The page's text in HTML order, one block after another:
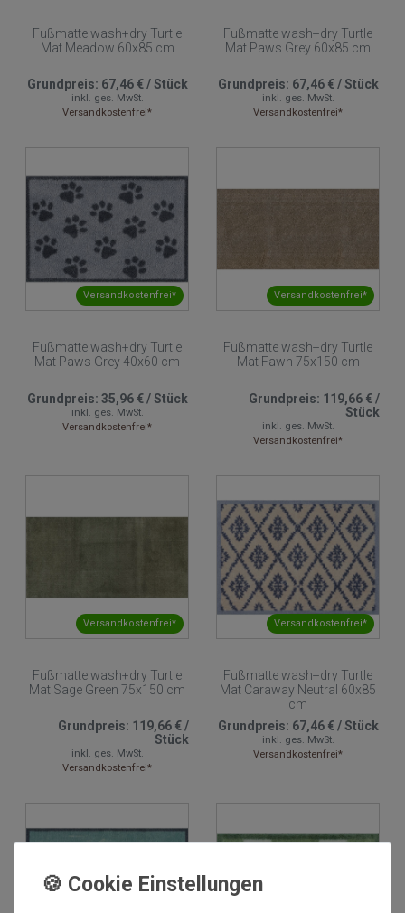
Fußmatte wash+dry Turtle
Mat Meadow 60x85 cm
Grundpreis: 67,46 €/Stück
inkl. ges. MwSt.
Versandkostenfrei*
Fußmatte wash+dry Turtle
Mat Paws Grey 60x85 cm
Grundpreis: 67,46 €/Stück
inkl. ges. MwSt.
Versandkostenfrei*
Versandkostenfrei*
Fußmatte wash+dry Turtle
Mat Paws Grey 40x60 cm
Grundpreis: 35,96 €/Stück
inkl. ges. MwSt.
Versandkostenfrei*
Versandkostenfrei*
Fußmatte wash+dry Turtle
Mat Fawn 75x150 cm
Grundpreis: 119,66 €/
Stück
inkl. ges. MwSt.
Versandkostenfrei*
Versandkostenfrei*
Fußmatte wash+dry Turtle
Mat Sage Green 75x150 cm
Grundpreis: 119,66 €/
Stück
inkl. ges. MwSt.
Versandkostenfrei*
Versandkostenfrei*
Fußmatte wash+dry Turtle
Mat Caraway Neutral 60x85
cm
Grundpreis: 67,46 €/Stück
inkl. ges. MwSt.
Versandkostenfrei*